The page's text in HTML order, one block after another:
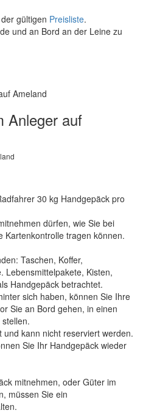
gültigen Preisliste.
und an Bord an der Leine zu
Anleger auf
30 kg Handgepäck pro
dürfen, wie Sie bei
Kartenkontrolle tragen können.
Taschen, Koffer,
Lebensmittelpakete, Kisten,
Handgepäck betrachtet.
sich haben, können Sie Ihre
Sie an Bord gehen, in einen
kann nicht reserviert werden.
Sie Ihr Handgepäck wieder
mitnehmen, oder Güter im
müssen Sie ein